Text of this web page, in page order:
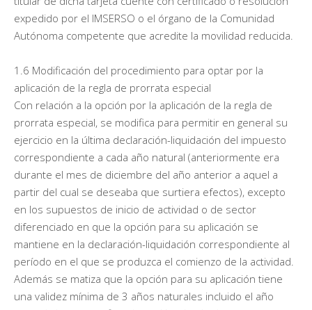
expedido por el IMSERSO o el órgano de la Comunidad
Autónoma competente que acredite la movilidad reducida.
1.6 Modificación del procedimiento para optar por la
aplicación de la regla de prorrata especial
Con relación a la opción por la aplicación de la regla de
prorrata especial, se modifica para permitir en general su
ejercicio en la última declaración-liquidación del impuesto
correspondiente a cada año natural (anteriormente era
durante el mes de diciembre del año anterior a aquel a
partir del cual se deseaba que surtiera efectos), excepto
en los supuestos de inicio de actividad o de sector
diferenciado en que la opción para su aplicación se
mantiene en la declaración-liquidación correspondiente al
período en el que se produzca el comienzo de la actividad.
Además se matiza que la opción para su aplicación tiene
una validez mínima de 3 años naturales incluido el año